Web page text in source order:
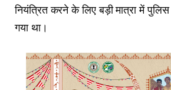
नियंत्रित करने के लिए बड़ी मात्रा में पुलिस
गया था।